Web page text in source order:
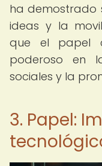
ha demostrado
ideas y la
que el papel
poderoso en
sociales y la
3. Papel: